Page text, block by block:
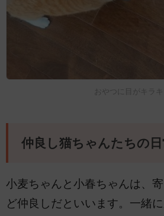
おやつに目がキラキ
仲良し猫ちゃんたちの日
小麦ちゃんと小春ちゃんは、
ど仲良しだといいます。一緒